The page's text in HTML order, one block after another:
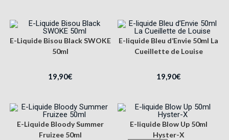
E-Liquide Bisou Black SWOKE
50ml
19,90€
E-liquide Bleu d’Envie 50ml La
Cueillette de Louise
19,90€
E-Liquide Bloody Summer
Fruizee 50ml
E-liquide Blow Up 50ml
Hyster-X